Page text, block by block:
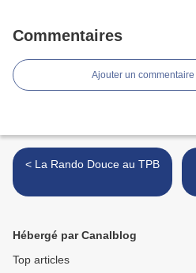
Commentaires
Ajouter un commentaire
< La Rando Douce au TPB
Hébergé par Canalblog
Top articles